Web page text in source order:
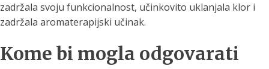
zadržala svoju funkcionalnost, učinkovito uklanjala klor i
zadržala aromaterapijski učinak.
Kome bi mogla odgovarati